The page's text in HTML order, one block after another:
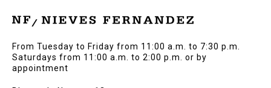
From Tuesday to Friday from 11:00 a.m. to 7:30 p.m.
Saturdays from 11:00 a.m. to 2:00 p.m. or by
appointment